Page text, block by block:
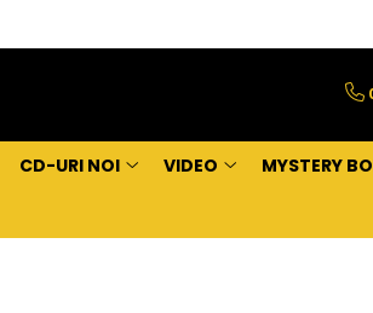
CD-URI NOI VIDEO
MYSTERY